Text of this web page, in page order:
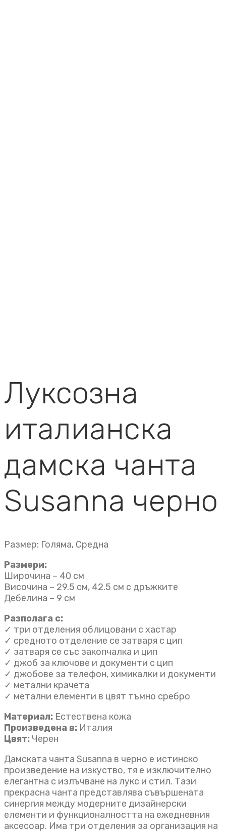
Луксозна
италианска
дамска чанта
Susanna черно
Размер: Голяма, Средна
Размери:
Широчина – 40 см
Височина – 29.5 см, 42.5 см с дръжките
Дебелина – 9 см
Разполага с:
✓ три отделения облицовани с хастар
✓ средното отделение се затваря с цип
✓ затваря се със закопчалка и цип
✓ джоб за ключове и документи с цип
✓ джобове за телефон, химикалки и документи
✓ метални крачета
✓ метални елементи в цвят тъмно сребро
Материал: Естествена кожа
Произведена в: Италия
Цвят: Черен
Дамската чанта Susanna в черно е истинско
произведение на изкуство, тя е изключително
елегантна с излъчване на лукс и стил. Тази
прекрасна чанта представлява съвършената
синергия между модерните дизайнерски
елементи и функционалността на ежедневния
аксесоар. Има три отделения за организация на